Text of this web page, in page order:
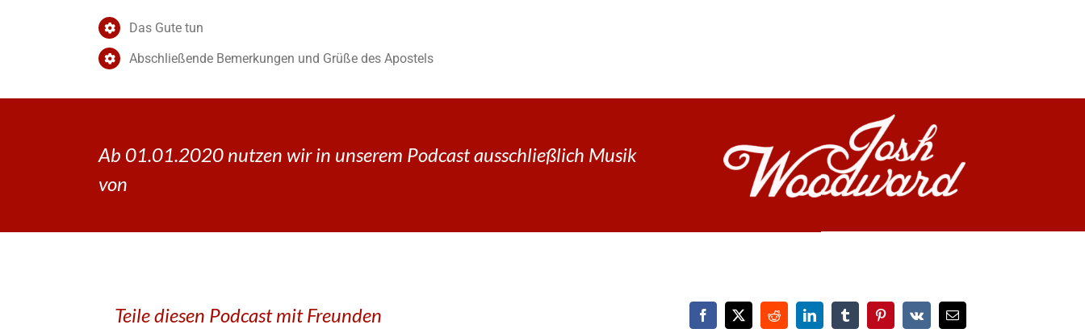
Das Gute tun
Abschließende Bemerkungen und Grüße des Apostels
Ab 01.01.2020 nutzen wir in unserem Podcast ausschließlich Musik
von
Teile diesen Podcast mit Freunden